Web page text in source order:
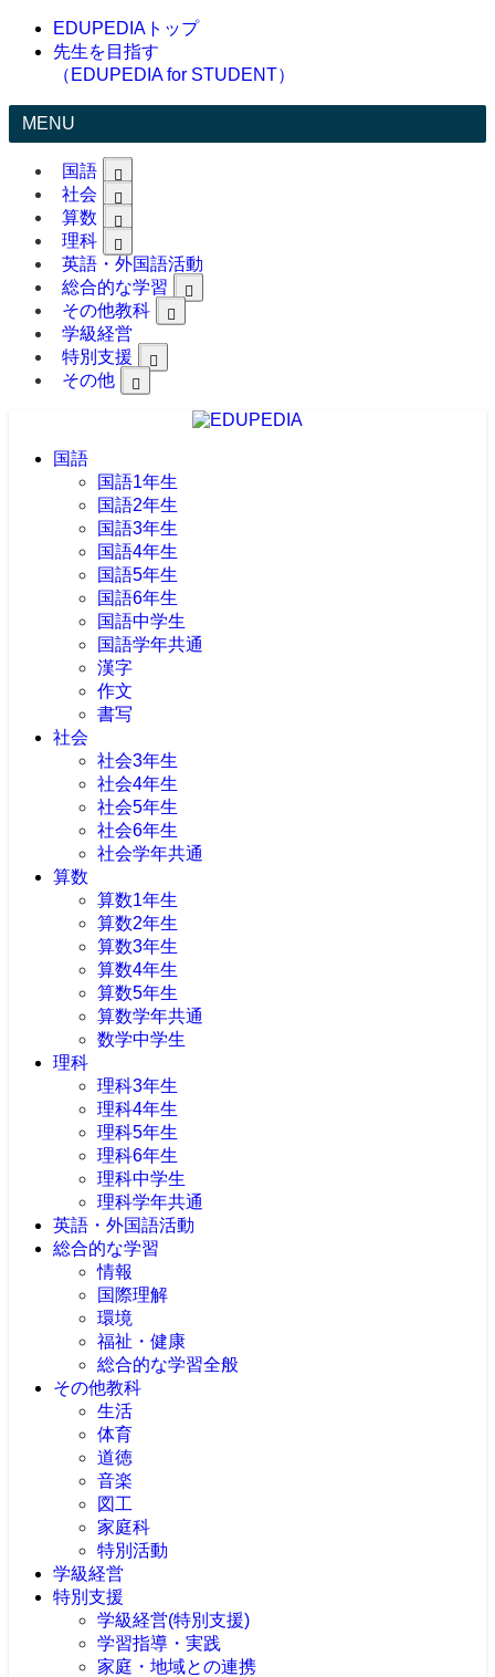
EDUPEDIAトップ
先生を目指す
（EDUPEDIA for STUDENT）
MENU
国語
社会
算数
理科
英語・外国語活動
総合的な学習
その他教科
学級経営
特別支援
その他
国語
国語1年生
国語2年生
国語3年生
国語4年生
国語5年生
国語6年生
国語中学生
国語学年共通
漢字
作文
書写
社会
社会3年生
社会4年生
社会5年生
社会6年生
社会学年共通
算数
算数1年生
算数2年生
算数3年生
算数4年生
算数5年生
算数学年共通
数学中学生
理科
理科3年生
理科4年生
理科5年生
理科6年生
理科中学生
理科学年共通
英語・外国語活動
総合的な学習
情報
国際理解
環境
福祉・健康
総合的な学習全般
その他教科
生活
体育
道徳
音楽
図工
家庭科
特別活動
学級経営
特別支援
学級経営(特別支援)
学習指導・実践
家庭・地域との連携